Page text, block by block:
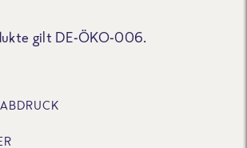
gilt DE-ÖKO-006.